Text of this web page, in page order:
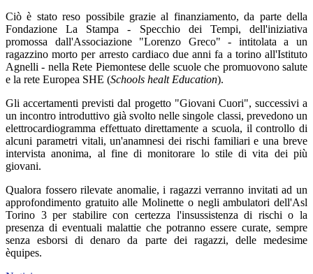
Ciò è stato reso possibile grazie al finanziamento, da parte della
Fondazione La Stampa - Specchio dei Tempi, dell'iniziativa
promossa dall'Associazione "Lorenzo Greco" - intitolata a un
ragazzino morto per arresto cardiaco due anni fa a torino all'Istituto
Agnelli - nella Rete Piemontese delle scuole che promuovono salute
e la rete Europea SHE (Schools healt Education).
Gli accertamenti previsti dal progetto "Giovani Cuori", successivi a
un incontro introduttivo già svolto nelle singole classi, prevedono un
elettrocardiogramma effettuato direttamente a scuola, il controllo di
alcuni parametri vitali, un'anamnesi dei rischi familiari e una breve
intervista anonima, al fine di monitorare lo stile di vita dei più
giovani.
Qualora fossero rilevate anomalie, i ragazzi verranno invitati ad un
approfondimento gratuito alle Molinette o negli ambulatori dell'Asl
Torino 3 per stabilire con certezza l'insussistenza di rischi o la
presenza di eventuali malattie che potranno essere curate, sempre
senza esborsi di denaro da parte dei ragazzi, delle medesime
èquipes.